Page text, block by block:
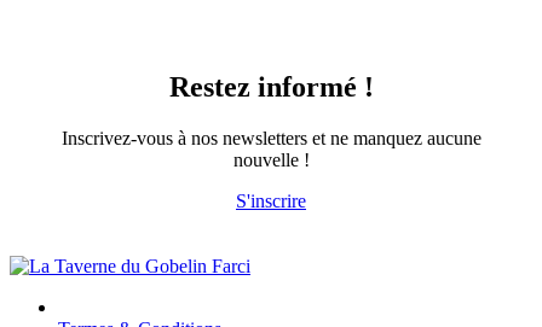
Restez informé !
Inscrivez-vous à nos newsletters et ne manquez aucune
nouvelle !
S'inscrire